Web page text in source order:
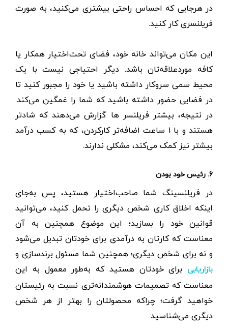
در هرجایی که احساس راحتی بیشتری می‌کنید، به صورت
فریلنسری کار کنید.
این مکان می‌تواند خانه خود، فضای تحت‌اختیار همکار یا
کافه مورد‌علاقه‌تان باشد. دیگر احتیاجی نیست با یک
محیط سمی سروکار داشته باشید یا خود را مجبور کنید تا
در فضایی حضور داشته باشید که شما را غمگین می‌کند.
در نتیجه، بیشتر فریلنسر ها گزارش می‌دهند که شادتر
هستند و با ۱ ساعت اضافه‌تر کارکردن، که به کسب درآمد
بیشتر نیز کمک می‌کند، مشکلی ندارند.
۶. رئیس خود بودن
در فریلنسینگ شما صاحب‌اختیار هستید، پس به‌جای
اینکه اخلاق کاری شخص دیگری را تحمل کنید، می‌توانید
قوانین خود را بسازید؛ این موضوع همچنین به آن
معناست که کارتان به درآمدی برای خودتان تبدیل می‌شود
و نه برای شخص دیگری؛ همچنین شما مسئول برندسازی و
بازاریابی برای خودتان هستید که به‌طور معمول به این
معناست که تصمیمات هوشمندانه‌تری نسبت به رئیستان
خواهید گرفت؛ چراکه محصولتان را بهتر از هر شخص
دیگری می‌شناسید.